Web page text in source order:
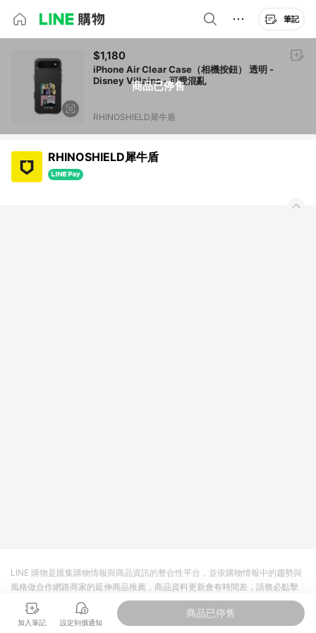
筆記
商品已停售
$1,180
iPhone Air Clear Case（相機按鈕） 透明 -
Disney Villains - 可愛混亂
RHINOSHIELD犀牛盾
RHINOSHIELD犀牛盾
加入筆記 設定到價通知
商品已停售
LINE 購物是匯集購物情報與商品資訊的整合性平台，並依購物情報中的趨勢與
風格做合作網路商家的延伸商品推薦，商品資料更新會有時間差，請務必點擊
商品至各合作網路商家，確認現售價與購物條件，一切資訊以合作廠商網頁為
準。